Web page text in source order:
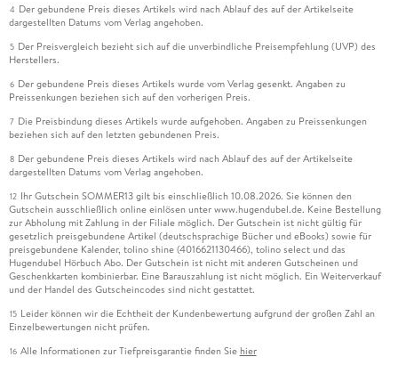
4 Der gebundene Preis dieses Artikels wird nach Ablauf des auf der Artikelseite
dargestellten Datums vom Verlag angehoben.
5 Der Preisvergleich bezieht sich auf die unverbindliche Preisempfehlung (UVP) des
Herstellers.
6 Der gebundene Preis dieses Artikels wurde vom Verlag gesenkt. Angaben zu
Preissenkungen beziehen sich auf den vorherigen Preis.
7 Die Preisbindung dieses Artikels wurde aufgehoben. Angaben zu Preissenkungen
beziehen sich auf den letzten gebundenen Preis.
8 Der gebundene Preis dieses Artikels wird nach Ablauf des auf der Artikelseite
dargestellten Datums vom Verlag angehoben.
12 Ihr Gutschein SOMMER13 gilt bis einschließlich 10.08.2026. Sie können den
Gutschein ausschließlich online einlösen unter www.hugendubel.de. Keine Bestellung
zur Abholung mit Zahlung in der Filiale möglich. Der Gutschein ist nicht gültig für
gesetzlich preisgebundene Artikel (deutschsprachige Bücher und eBooks) sowie für
preisgebundene Kalender, tolino shine (4016621130466), tolino select und das
Hugendubel Hörbuch Abo. Der Gutschein ist nicht mit anderen Gutscheinen und
Geschenkkarten kombinierbar. Eine Barauszahlung ist nicht möglich. Ein Weiterverkauf
und der Handel des Gutscheincodes sind nicht gestattet.
15 Leider können wir die Echtheit der Kundenbewertung aufgrund der großen Zahl an
Einzelbewertungen nicht prüfen.
16 Alle Informationen zur Tiefpreisgarantie finden Sie hier